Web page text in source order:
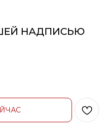
НАДПИСЬЮ